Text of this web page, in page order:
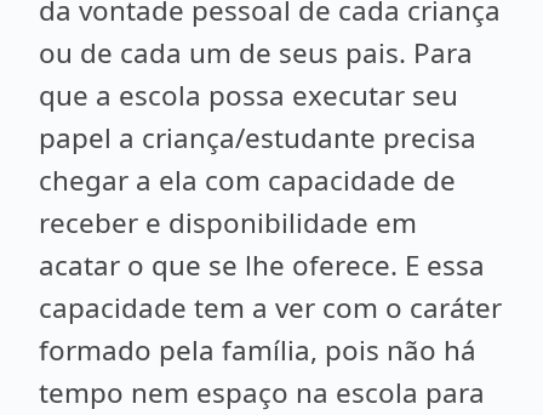
da vontade pessoal de cada criança
ou de cada um de seus pais. Para
que a escola possa executar seu
papel a criança/estudante precisa
chegar a ela com capacidade de
receber e disponibilidade em
acatar o que se lhe oferece. E essa
capacidade tem a ver com o caráter
formado pela família, pois não há
tempo nem espaço na escola para